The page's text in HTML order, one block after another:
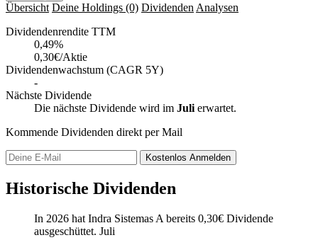
Übersicht Deine Holdings (0) Dividenden Analysen
Dividendenrendite TTM
0,49%
0,30€/Aktie
Dividendenwachstum (CAGR 5Y)
-
Nächste Dividende
Die nächste Dividende wird im Juli erwartet.
Kommende Dividenden direkt per Mail
Kostenlos Anmelden
Historische Dividenden
In 2026 hat Indra Sistemas A bereits 0,30€ Dividende
ausgeschüttet. Juli